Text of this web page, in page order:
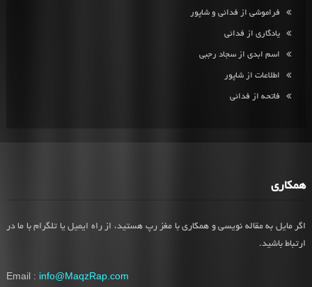
فراموشی از فدائی و شاپور
یادگاری از فدائی
اسم ابدی از سجاد رجبی
اطلاعات از شاپور
فاتحه از فدائی
همکاری
اگر مایل به مقاله نویسی و همکاری با مغز رپ هستید، از راه ایمیل یا تلگرام با ما در
ارتباط باشید.
Email : info@MaqzRap.com